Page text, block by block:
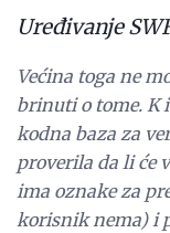
Uređivanje
Većina toga ne
brinuti o tome. K
kodna baza za
proverila da li će
ima oznake za
korisnik nema) i